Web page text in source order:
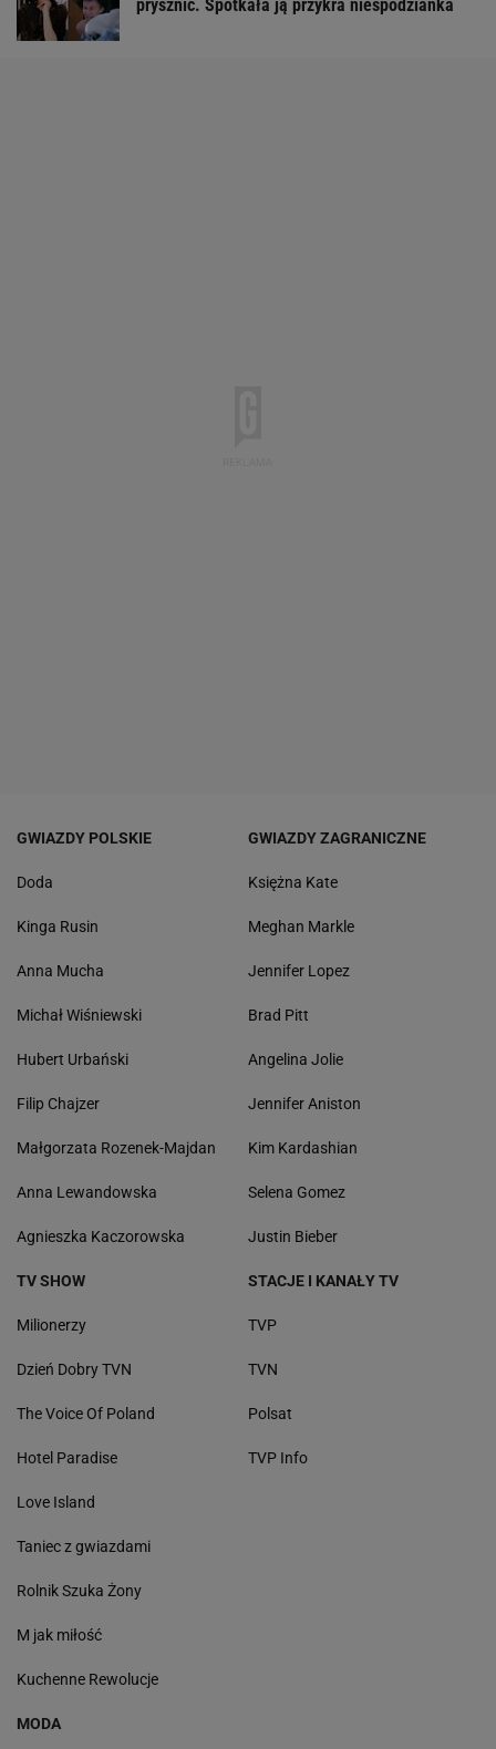
prysznic. Spotkała ją przykra niespodzianka
GWIAZDY POLSKIE
Doda
Kinga Rusin
Anna Mucha
Michał Wiśniewski
Hubert Urbański
Filip Chajzer
Małgorzata Rozenek-Majdan
Anna Lewandowska
Agnieszka Kaczorowska
GWIAZDY ZAGRANICZNE
Księżna Kate
Meghan Markle
Jennifer Lopez
Brad Pitt
Angelina Jolie
Jennifer Aniston
Kim Kardashian
Selena Gomez
Justin Bieber
TV SHOW
Milionerzy
Dzień Dobry TVN
The Voice Of Poland
Hotel Paradise
Love Island
Taniec z gwiazdami
Rolnik Szuka Żony
M jak miłość
Kuchenne Rewolucje
STACJE I KANAŁY TV
TVP
TVN
Polsat
TVP Info
MODA